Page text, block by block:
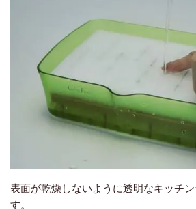
表面が乾燥しないように透明なキッチ
す。